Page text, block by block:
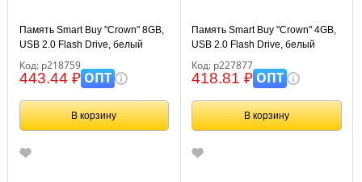
Память Smart Buy "Crown" 8GB,
USB 2.0 Flash Drive, белый
Код: р218759
443.44 ₽ОПТ
В корзину
Память Smart Buy "Crown" 4GB,
USB 2.0 Flash Drive, белый
Код: р227877
418.81 ₽ОПТ
В корзину